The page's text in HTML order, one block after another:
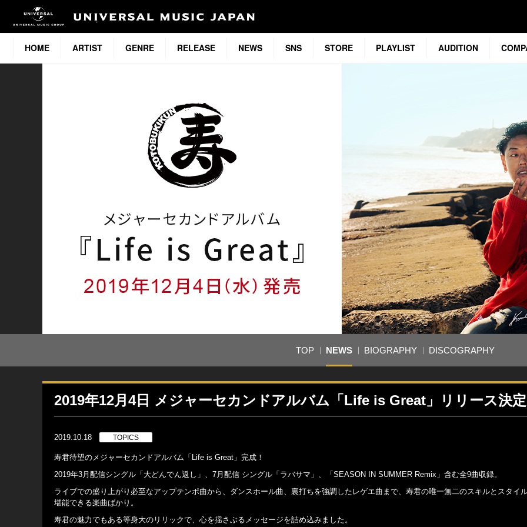
HOME ARTIST GENRE RELEASE NEWS SNS STORE PLAYLIST AUDITION
TOP NEWS BIOGRAPHY DISCOGRAPHY
2019年12月4日 メジャーセカンドアルバム「Life is Great」リリース決
2019.10.18 TOPICS
寿君待望のメジャーセカンドアルバム「Life is Great」完成！
2019年3月配信シングル「大どんでん返し」、7月配信 シングル「ラバサマ」、「SEASON IN SUMMER Remix」含む全9曲収録。
ライブでの盛り上がり必至なアップテンポ曲から、ダンスホール曲、裏打ちを強調したレゲエ曲まで、寿君の唯一無二のスキルとスタイ
堪能できる楽曲ばかり。
寿君の魅力でもある等身大のリリックで、心を揺さぶるメッセージを詰め込みました。